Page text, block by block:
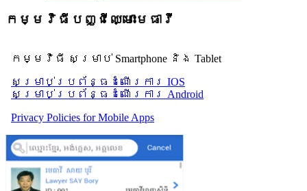
កម្មវិធីបញ្ជីឈ្មោះមេធាវី
កម្មវិធី សម្រាប់ Smartphone និង Tablet
សម្រាប់​ប្រព័ន្ធដំណើរការ IOS
សម្រាប់​ប្រព័ន្ធដំណើរការ Android
Privacy Policies for Mobile Apps